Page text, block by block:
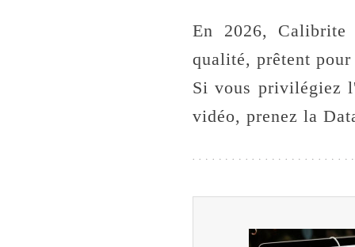
En 2026, Calibrite
qualité, prêtent
Si vous privilégiez
vidéo, prenez la